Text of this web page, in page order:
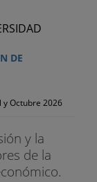
DE
y Octubre 2026
y la
de la